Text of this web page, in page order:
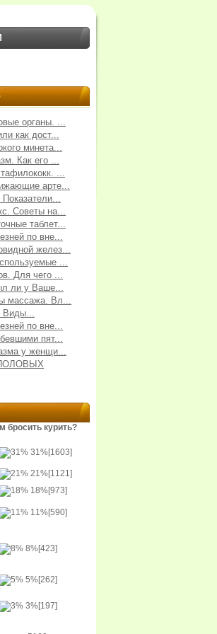
органы. ...
как дост...
минета...
Как его ...
...
арте...
Советы на...
таблет...
по вне...
желез...
...
Для чего ...
ли у Ваше...
массажа. Вл...
Виды...
по вне...
пят...
у женщи...
бросить курить?
31%[1603]
21%[1121]
18%[973]
11%[590]
8%[423]
5%[262]
3%[197]